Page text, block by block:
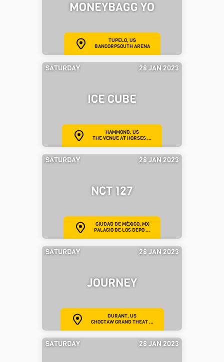
MONEYBAGG YO
TUPELO, US
BANCORPSOUTH ARENA
SATURDAY 28 JAN 2023
ICE CUBE
HAMMOND, US
THE VENUE AT HORSES ...
SATURDAY 28 JAN 2023
NCT 127
CIUDAD DE MÉXICO, MX
PALACIO DE LOS DEPO ...
SATURDAY 28 JAN 2023
JOURNEY
DURANT, US
CHOCTAW GRAND THEAT ...
SATURDAY 28 JAN 2023